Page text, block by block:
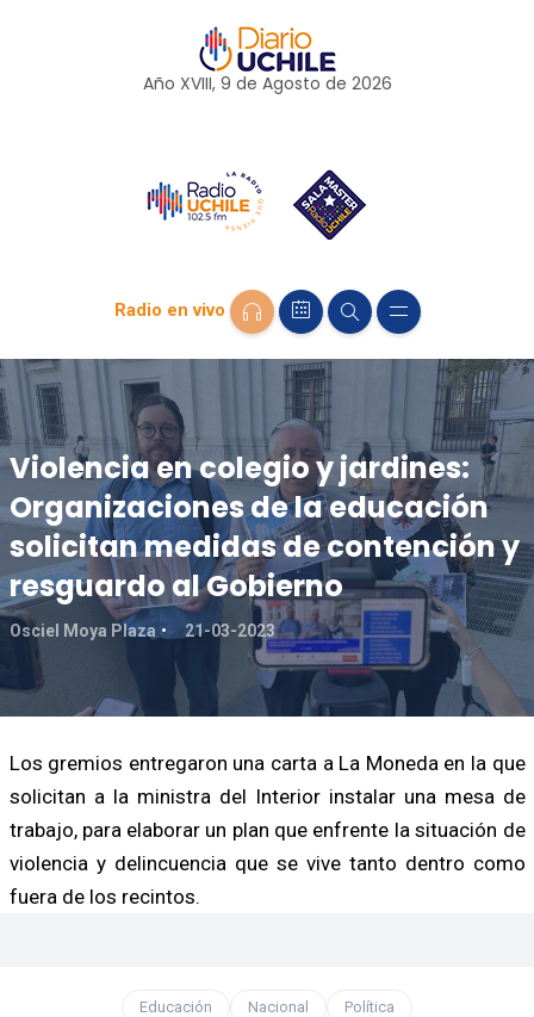
Año XVIII, 9 de Agosto de 2026
Radio en vivo
Violencia en colegio y jardines:
Organizaciones de la educación
solicitan medidas de contención y
resguardo al Gobierno
Osciel Moya Plaza 21-03-2023
Los gremios entregaron una carta a La Moneda en la que
solicitan a la ministra del Interior instalar una mesa de
trabajo, para elaborar un plan que enfrente la situación de
violencia y delincuencia que se vive tanto dentro como
fuera de los recintos.
Educación Nacional Política